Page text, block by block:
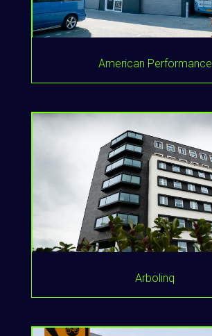
American Performance
Arbolinq